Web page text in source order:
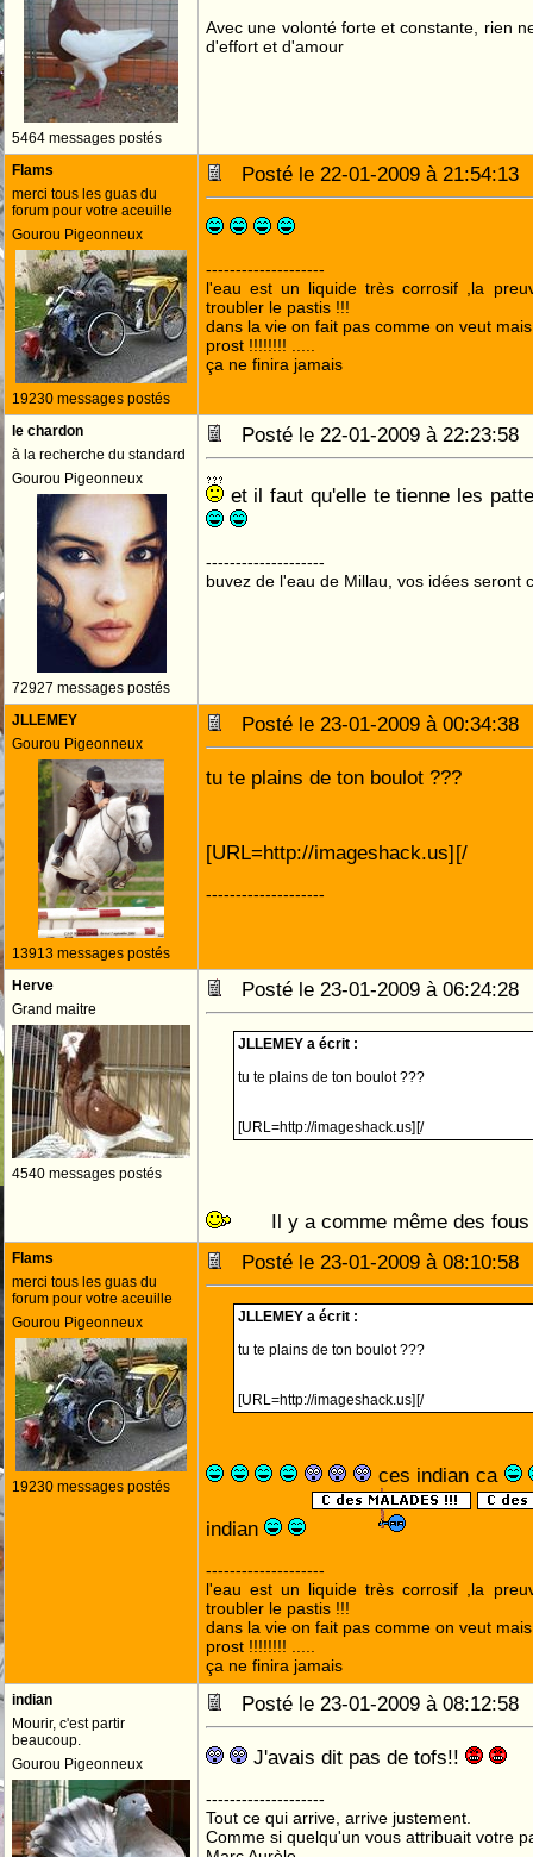
5464 messages postés
Avec une volonté forte et constante, rien
d'effort et d'amour
Flams
merci tous les guas du
forum pour votre aceuille
Gourou Pigeonneux
19230 messages postés
Posté le 22-01-2009 à
--------------------
l'eau est un liquide très corrosif ,la
troubler le pastis !!!
dans la vie on fait pas comme on veut
prost !!!!!!!! .....
ça ne finira jamais
le chardon
à la recherche du standard
Gourou Pigeonneux
72927 messages postés
Posté le 22-01-2009 à
et il faut qu'elle te tienne les
--------------------
buvez de l'eau de Millau, vos idées seront
JLLEMEY
Gourou Pigeonneux
13913 messages postés
Posté le 23-01-2009 à
tu te plains de ton boulot ???
[URL=http://imageshack.us][/
--------------------
Herve
Grand maitre
4540 messages postés
Posté le 23-01-2009 à
JLLEMEY a écrit :
tu te plains de ton boulot ???
[URL=http://imageshack.us] [/
Il y a comme même des
Flams
merci tous les guas du
forum pour votre aceuille
Gourou Pigeonneux
19230 messages postés
Posté le 23-01-2009 à
JLLEMEY a écrit :
tu te plains de ton boulot ???
[URL=http://imageshack.us] [/
ces indian ca
indian
--------------------
l'eau est un liquide très corrosif ,la
troubler le pastis !!!
dans la vie on fait pas comme on veut
prost !!!!!!!! .....
ça ne finira jamais
indian
Mourir, c'est partir
beaucoup.
Gourou Pigeonneux
Posté le 23-01-2009 à
J'avais dit pas de tofs!!
--------------------
Tout ce qui arrive, arrive justement.
Comme si quelqu'un vous attribuait votre